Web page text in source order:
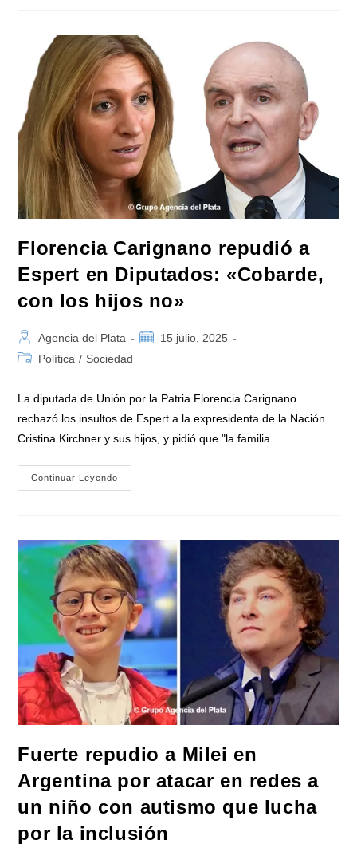
Del
Presidente
A
Los
Jubilados
Y
Discapacitados:
«Es
Miserable,
Cruel
E
Hipócrita»
Florencia Carignano repudió a
Espert en Diputados: «Cobarde,
con los hijos no»
Autor
de
Agencia del Plata
Publicación
15 julio, 2025
Categoría
entrada:
Política / Sociedad
La diputada de Unión por la Patria Florencia Carignano
rechazó los insultos de Espert a la expresidenta de la Nación
Cristina Kirchner y sus hijos, y pidió que "la familia…
Continuar Leyendo
Carignano
Diputados:
«Cobarde,
Con
Los
Hijos
No»
Fuerte repudio a Milei en
Argentina por atacar en redes a
un niño con autismo que lucha
por la inclusión